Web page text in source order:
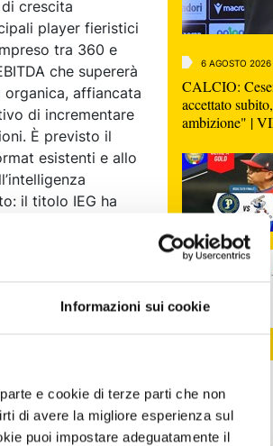
Informazioni sui cookie
e cookie di terze parti che non
di avere la migliore esperienza sul
puoi impostare adeguatamente il
crescita
player fieristici
tra 360 e
che supererà
affiancata
di incrementare
È previsto il
esistenti e allo
il titolo IEG ha
Gruppo. A Rimini,
di linea stabili, in
eventi e superare il
della nuova
d’Europa: il
congressi
scala globale.
6 AGOSTO 2026
CALCIO:
accettato
ambizione" |